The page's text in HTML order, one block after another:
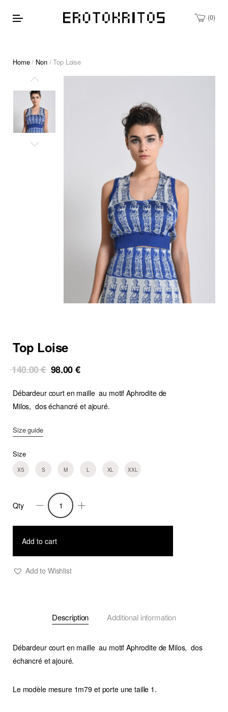
0
Home/ Non/ Top Loise
Top Loise
140.00€ Original
was:
140.00 €.
98.00€
is:
98.00 €.
Débardeur court en maille au motif Aphrodite de
Milos, dos échancré et ajouré.
Size guide
Size
XS S M L XL XXL
Top
Loise
quantity
Qty
Add to cart
Add to Wishlist
Description Additional information
Débardeur court en maille au motif Aphrodite de Milos, dos
échancré et ajouré.
Le modèle mesure 1m79 et porte une taille 1.